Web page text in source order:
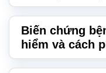
Biến chứng
hiểm và cách